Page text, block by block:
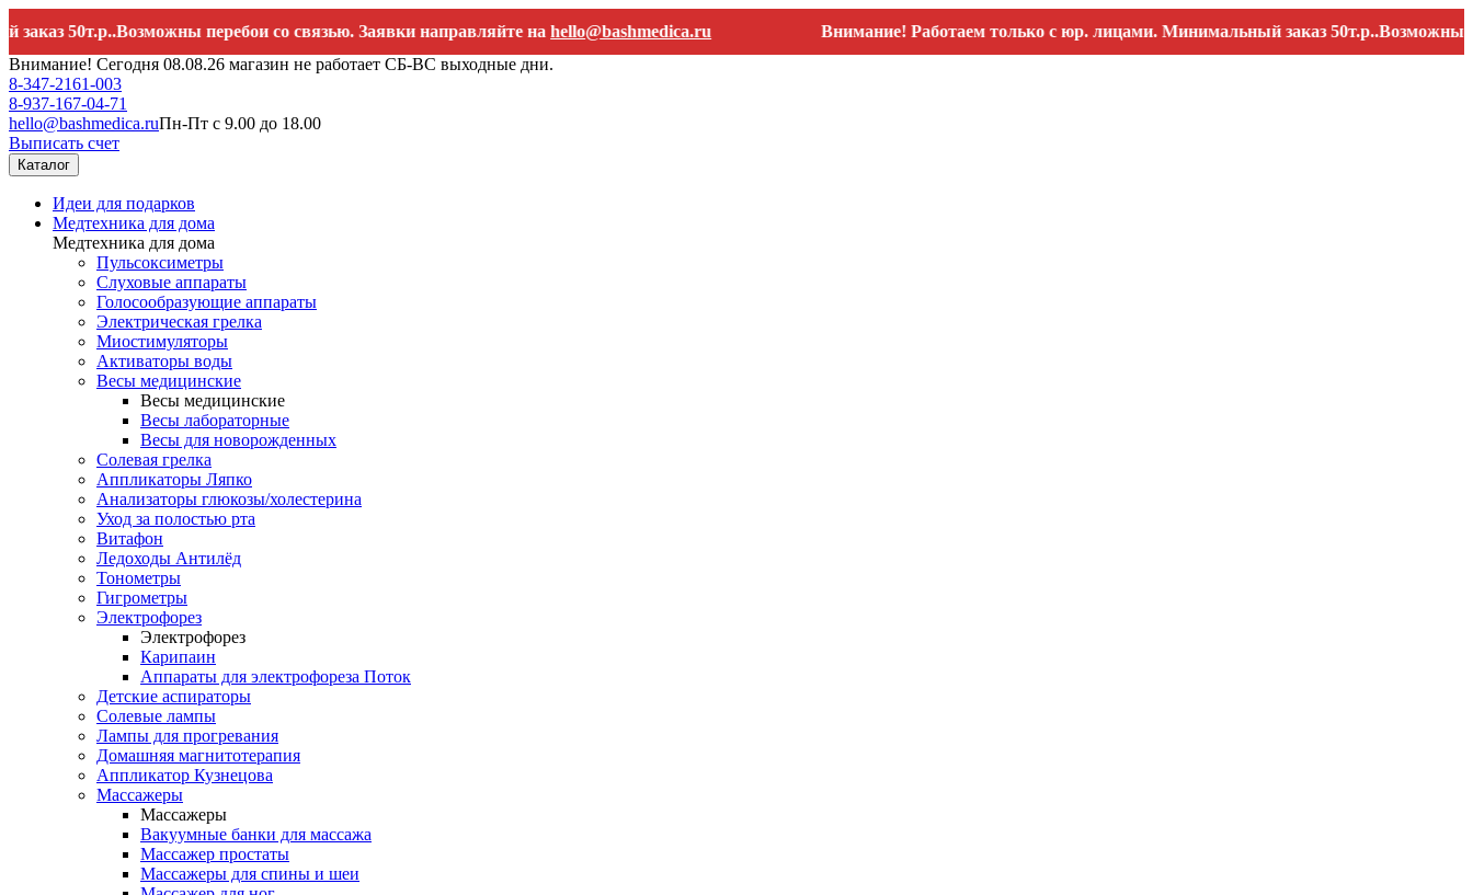
перебои со связью. Заявки направляйте наhello@bashmedica.ru
Внимание! Работаем только с юр. лицами. Минимальный заказ 50т.р..Возможны
Внимание! Сегодня 08.08.26 магазин не работает СБ-ВС выходные дни.
8-347-2161-003
8-937-167-04-71
hello@bashmedica.ruПн-Пт с 9.00 до 18.00
Выписать счет
Каталог
Идеи для подарков
Медтехника для дома
Медтехника для дома
Пульсоксиметры
Слуховые аппараты
Голосообразующие аппараты
Электрическая грелка
Миостимуляторы
Активаторы воды
Весы медицинские
Весы медицинские
Весы лабораторные
Весы для новорожденных
Солевая грелка
Аппликаторы Ляпко
Анализаторы глюкозы/холестерина
Уход за полостью рта
Витафон
Ледоходы Антилёд
Тонометры
Гигрометры
Электрофорез
Электрофорез
Карипаин
Аппараты для электрофореза Поток
Детские аспираторы
Солевые лампы
Лампы для прогревания
Домашняя магнитотерапия
Аппликатор Кузнецова
Массажеры
Массажеры
Вакуумные банки для массажа
Массажер простаты
Массажеры для спины и шеи